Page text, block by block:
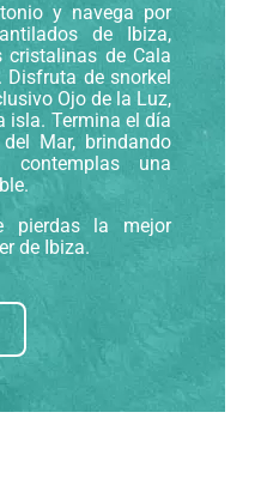
y navega por
de Ibiza,
cristalinas de Cala
de snorkel
Ojo de la Luz,
isla. Termina el día
Mar, brindando
contemplas una
pierdas la mejor
de Ibiza.